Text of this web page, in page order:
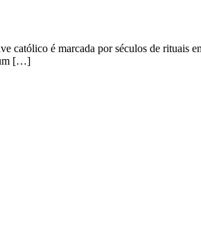
católico é marcada por séculos de rituais
um […]